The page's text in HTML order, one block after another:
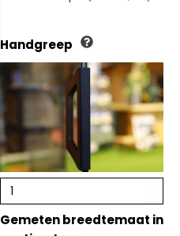
Handgreep
Gemeten breedtemaat in